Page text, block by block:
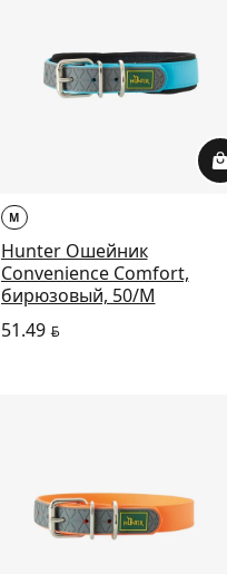
M
Hunter Ошейник
Convenience Comfort,
бирюзовый, 50/M
51.49BYN